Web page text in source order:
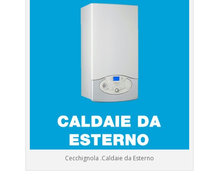
Cecchignola .Caldaie da Esterno